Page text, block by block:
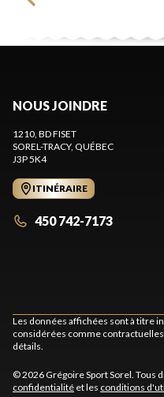
NOUS JOINDRE
1210, BD FISET
SOREL-TRACY, QUÉBEC
J3P 5K4
ITINÉRAIRE
450 742-7173
Les données affichées sont à titre
considérées comme
détails.
© 2026 Grégoire Sport Sorel. Tous
confidentialité et les conditions